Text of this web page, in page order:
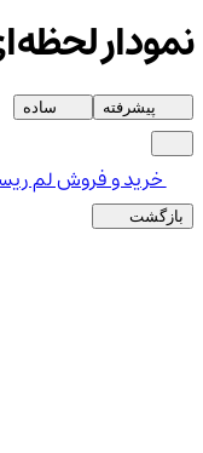
نمودار
پیشرفته ساده
خرید و فروش لم
بازگشت